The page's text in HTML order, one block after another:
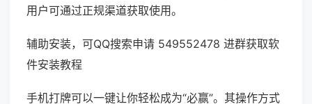
用户可通过正规渠道获取使用。
辅助安装，可QQ搜索申请 549552478 进群获取软
件安装教程
手机打牌可以一键让你轻松成为“必赢”。其操作方式